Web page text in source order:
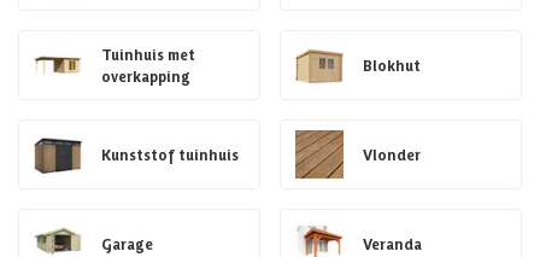
Tuinhuis met
overkapping
Blokhut
Kunststof tuinhuis Vlonder
Garage Veranda